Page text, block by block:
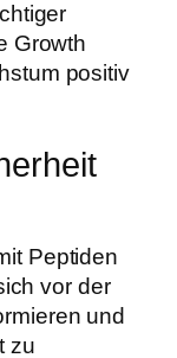
Growth
positiv
Peptiden
vor der
und
zu